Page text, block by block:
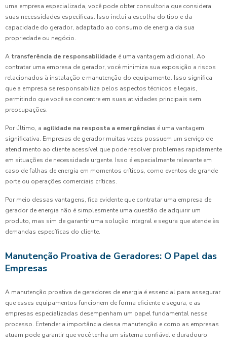
uma empresa especializada, você pode obter consultoria que considera
suas necessidades específicas. Isso inclui a escolha do tipo e da
capacidade do gerador, adaptado ao consumo de energia da sua
propriedade ou negócio.
A transferência de responsabilidade é uma vantagem adicional. Ao
contratar uma empresa de gerador, você minimiza sua exposição a riscos
relacionados à instalação e manutenção do equipamento. Isso significa
que a empresa se responsabiliza pelos aspectos técnicos e legais,
permitindo que você se concentre em suas atividades principais sem
preocupações.
Por último, a agilidade na resposta a emergências é uma vantagem
significativa. Empresas de gerador muitas vezes possuem um serviço de
atendimento ao cliente acessível que pode resolver problemas rapidamente
em situações de necessidade urgente. Isso é especialmente relevante em
caso de falhas de energia em momentos críticos, como eventos de grande
porte ou operações comerciais críticas.
Por meio dessas vantagens, fica evidente que contratar uma empresa de
gerador de energia não é simplesmente uma questão de adquirir um
produto, mas sim de garantir uma solução integral e segura que atende às
demandas específicas do cliente.
Manutenção Proativa de Geradores: O Papel das
Empresas
A manutenção proativa de geradores de energia é essencial para assegurar
que esses equipamentos funcionem de forma eficiente e segura, e as
empresas especializadas desempenham um papel fundamental nesse
processo. Entender a importância dessa manutenção e como as empresas
atuam pode garantir que você tenha um sistema confiável e duradouro.